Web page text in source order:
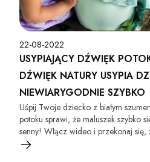
22-08-2022
USYPIAJĄCY DŹWIĘK
DŹWIĘK NATURY USYPIA
NIEWIARYGODNIE SZYBKO
Uśpij Twoje dziecko z białym
potoku sprawi, że maluszek szybko
senny! Włącz wideo i przekonaj
prześpi całą noc :)!